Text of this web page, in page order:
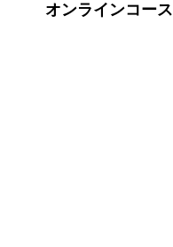
オンラインコース